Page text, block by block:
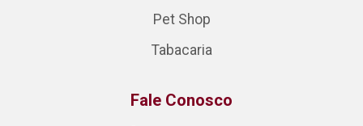
Pet Shop
Tabacaria
Fale Conosco